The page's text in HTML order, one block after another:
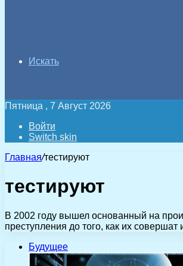
Искать
Пятница , 7 Август 2026
Войти
Switch skin
Главная/тестируют
тестируют
В 2002 году вышел основанный на
преступления до того, как их
Будущее